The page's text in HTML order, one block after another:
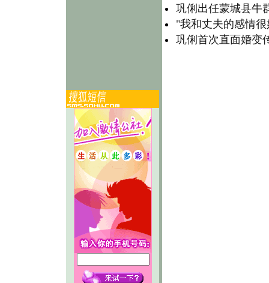
巩俐出任蒙城县牛
"我和丈夫的感情
巩俐首次直面婚变